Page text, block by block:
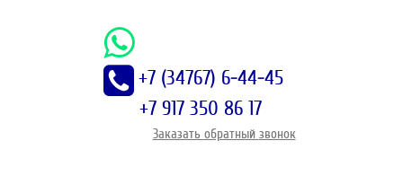
+7 (34767) 6-44-45
+7 917 350 86 17
Заказать обратный звонок